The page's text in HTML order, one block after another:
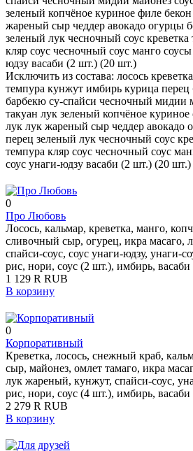
зеленый копчёное куриное филе бекон
жареный сыр чеддер авокадо огурцы
зеленый лук чесночный соус креветка
кляр соус чесночный соус манго
юдзу васаби (2 шт.) (20 шт.)
Исключить из состава: лосось креветка
темпура кунжут имбирь курица перец
барбекю су-спайси чесночный мидии
такуан лук зеленый копчёное куриное
лук лук жареный сыр чеддер авокадо
перец зеленый лук чесночный соус
темпура кляр соус чесночный соус
соус унаги-юдзу васаби (2 шт.) (20 шт.)
0
Про Любовь
Лосось, кальмар, креветка, манго,
сливочный сыр, огурец, икра масаго,
спайси-соус, соус унаги-юдзу, унаги-
рис, нори, соус (2 шт.), имбирь,
1 129 R RUB
В корзину
0
Корпоративный
Креветка, лосось, снежный краб,
сыр, майонез, омлет тамаго, икра
лук жареный, кунжут, спайси-соус,
рис, нори, соус (4 шт.), имбирь,
2 279 R RUB
В корзину